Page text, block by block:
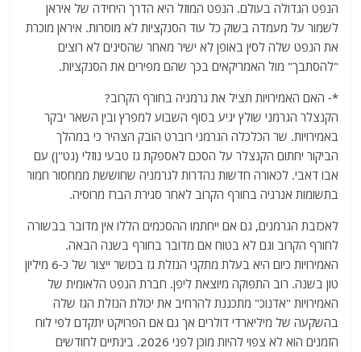
הנפט הגדולה בעולם. הנפט המוזל היא הדרך היחידה של איראן
לשמור על מעמדה בשוק כל עוד הסנקציות לא מוסרות. איראן מוכרת
את הנפט שלה לסין באופן לא ישיר מאחר שהסינים לא רוצים
"להסתבך" מול האמריקאים בכך שהם מפירים את הסנקציות.
*- האם האמירויות תציל את גרמניה בחורף הקרוב?
הקנצלר הגרמני שולץ יגיע בסוף השבוע למפרץ ובין השאר יבקר
באמירויות. שר הכלכלה הגרמני רוברט הובק הצהיר כי במהלך
הביקור יחתום הקנצלר על הסכם לאספקת גז טבעי נוזלי (גט"ן) עם
אבו דאבי. לכאורה חדשות נהדרות לגרמניה שחוששת ממחסור חמור
בתשומות אנרגיה בחורף הקרוב לאחר סגירת הברז מרוסיה.
לאכזבת הגרמנים, גם אם ייחתמו ההסכמים הללו אין מדובר בבשורה
לחורף הקרוב וגם לא בטוח אם מדובר בחורף בשנה הבאה.
האמירויות כיום היא בעלת מתקני הנזלת גז בכושר ייצור של כ-6 מיליון
טון בשנה. רוב התפוקה מיוצאת ליפן. חברת הנפט הלאומית של
האמירויות "אדנוכ" מתכננת להרחיב את יכולת הנזלת הגז שלה
בהשקעה של מיליארדי דולרים אך גם אם הפרויקט יתקדם לפי לוח
הזמנים הוא לא צפוי להיות מוכן לפני 2026. בינתיים לחודשים